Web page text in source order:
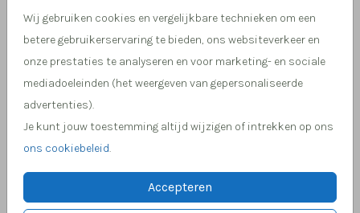
Wij gebruiken cookies en vergelijkbare technieken om een
betere gebruikerservaring te bieden, ons websiteverkeer en
onze prestaties te analyseren en voor marketing- en sociale
mediadoeleinden (het weergeven van gepersonaliseerde
advertenties).
Je kunt jouw toestemming altijd wijzigen of intrekken op ons
ons cookiebeleid.
Accepteren
Meer dan 15 jaar ervaring in drukwerk
OMSCHRIJVING
Sluitsticker wit rouw met hartjes
Prijs:€ 6,50